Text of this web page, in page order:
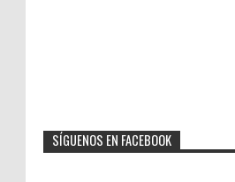
SÍGUENOS EN FACEBOOK